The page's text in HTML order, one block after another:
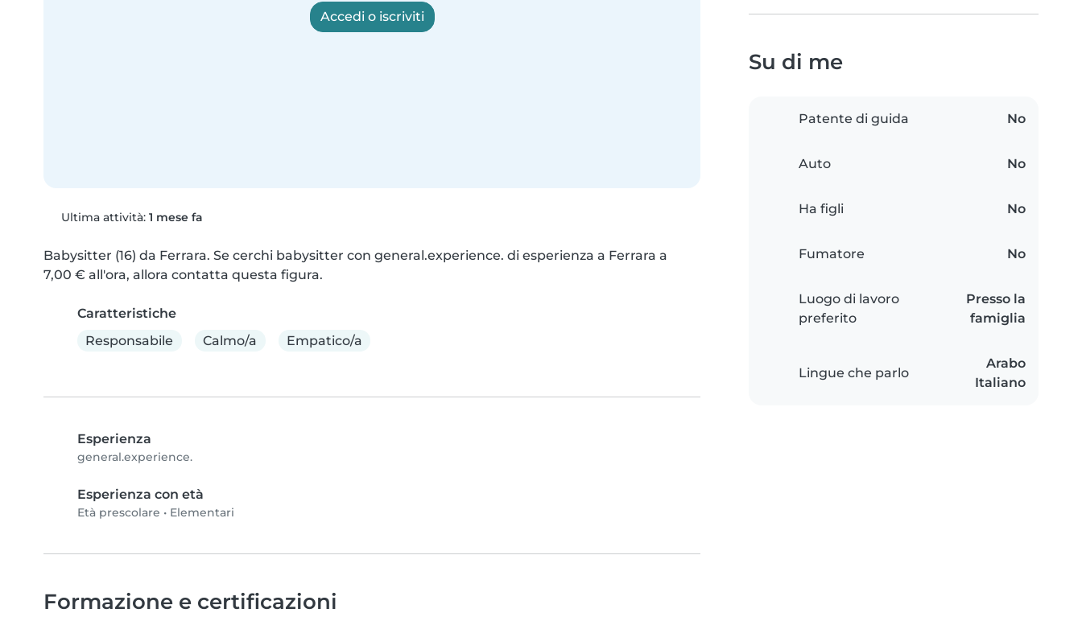
Accedi o iscriviti
Ultima attività: 1 mese fa
Babysitter (16) da Ferrara. Se cerchi babysitter con general.experience. di esperienza a Ferrara a
7,00 € all'ora, allora contatta questa figura.
Caratteristiche
Responsabile
Calmo/a Empatico/a
Esperienza
general.experience.
Esperienza con età
Età prescolare • Elementari
Su di me
Patente di guida No
Auto No
Ha figli No
Fumatore No
Luogo di lavoro
preferito
Presso la
famiglia
Lingue che parlo
Arabo
Italiano
Formazione e certificazioni